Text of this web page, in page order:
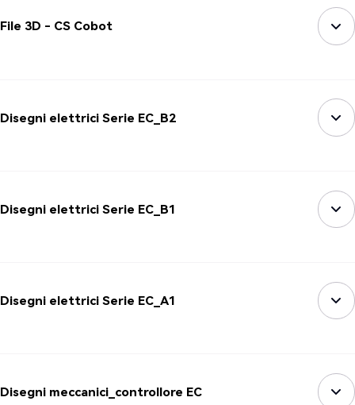
File 3D - CS Cobot
Disegni elettrici Serie EC_B2
Disegni elettrici Serie EC_B1
Disegni elettrici Serie EC_A1
Disegni meccanici_controllore EC